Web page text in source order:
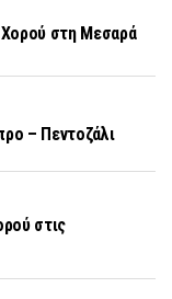
Χορού στη Μεσαρά
– Πεντοζάλι
στις